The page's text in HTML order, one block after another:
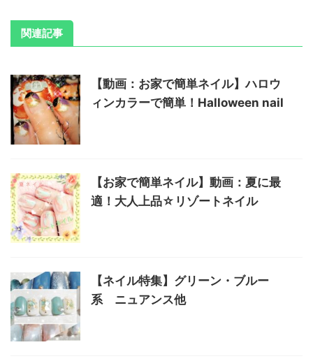
関連記事
【動画：お家で簡単ネイル】ハロウ
ィンカラーで簡単！Halloween nail
【お家で簡単ネイル】動画：夏に最
適！大人上品☆リゾートネイル
【ネイル特集】グリーン・ブルー
系 ニュアンス他